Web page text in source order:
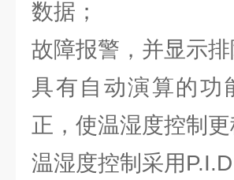
数据；
故障报警，并显示
具有自动演算的功
正，使温湿度控制更
温湿度控制采用